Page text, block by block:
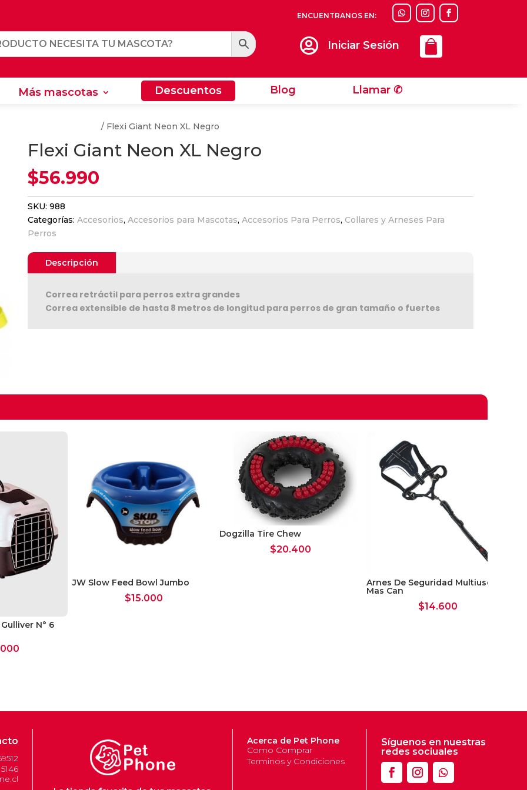
ENCUENTRANOS EN:
 Iniciar Sesión
Más mascotas Descuentos Blog Llamar ✆
Llamar ✆
/ Flexi Giant Neon XL Negro
Flexi Giant Neon XL Negro
$56.990
SKU: 988
Categorías: Accesorios, Accesorios para Mascotas, Accesorios Para Perros, Collares y Arneses Para
Perros
Descripción
Correa retráctil para perros extra grandes
Correa extensible de hasta 8 metros de longitud para perros de gran tamaño o fuertes
N° 6
JW Slow Feed Bowl Jumbo
$15.000
Dogzilla Tire Chew
$20.400
Arnes De Seguridad Multiuso S
Mas Can
$14.600
Acerca de Pet Phone
Como Comprar
Terminos y Condiciones
Síguenos en nuestras
redes sociuales